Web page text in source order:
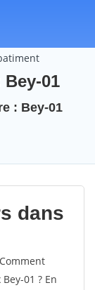
01
: Bey-01
dans
01 ? En